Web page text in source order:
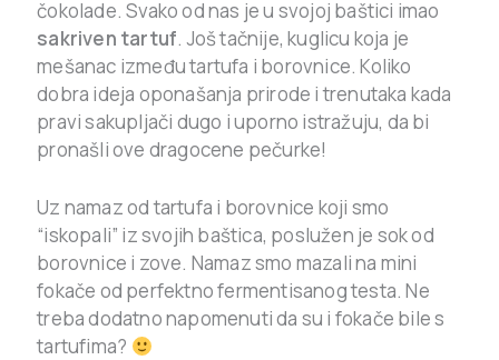
čokolade. Svako od nas je u svojoj baštici imao
sakriven tartuf. Još tačnije, kuglicu koja je
mešanac između tartufa i borovnice. Koliko
dobra ideja oponašanja prirode i trenutaka kada
pravi sakupljači dugo i uporno istražuju, da bi
pronašli ove dragocene pečurke!
Uz namaz od tartufa i borovnice koji smo
“iskopali” iz svojih baštica, poslužen je sok od
borovnice i zove. Namaz smo mazali na mini
fokače od perfektno fermentisanog testa. Ne
treba dodatno napomenuti da su i fokače bile s
tartufima?